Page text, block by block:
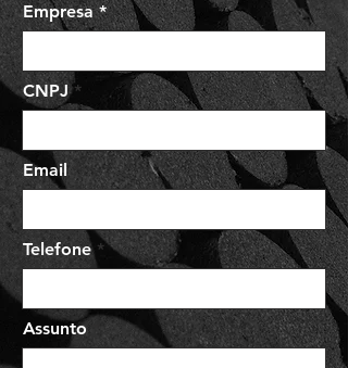
Empresa
CNPJ
Email
Telefone
Assunto